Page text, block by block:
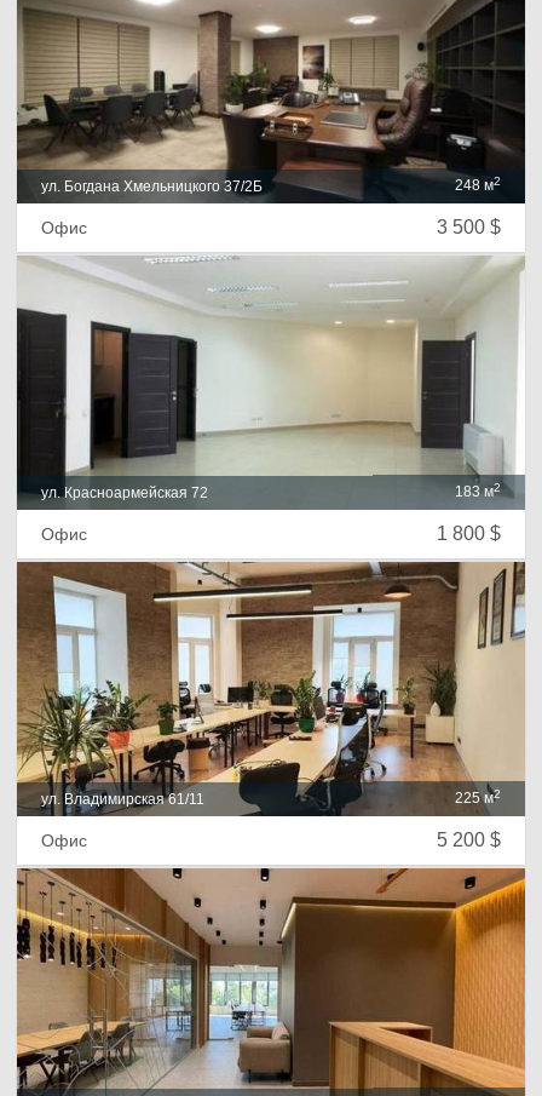
ул. Богдана Хмельницкого 37/2Б 248 м2
3 500 $
Офис
ул. Красноармейская 72 183 м2
1 800 $
Офис
ул. Владимирская 61/11 225 м2
5 200 $
Офис